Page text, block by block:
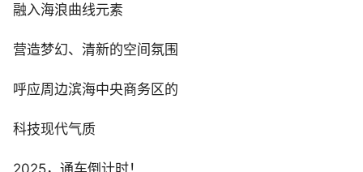
融入海浪曲线元素
营造梦幻、清新的空间氛围
呼应周边滨海中央商务区的
科技现代气质